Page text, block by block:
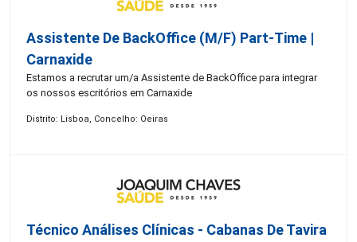
Assistente De BackOffice (M/F) Part-Time |
Carnaxide
Estamos a recrutar um/a Assistente de BackOffice para integrar
os nossos escritórios em Carnaxide
Distrito: Lisboa, Concelho: Oeiras
Técnico Análises Clínicas - Cabanas De Tavira